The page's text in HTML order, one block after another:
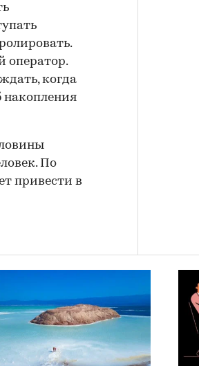
оператор.
когда
накопления
По
привести в